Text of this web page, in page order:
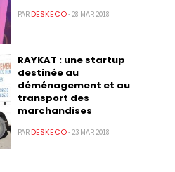
PAR DESKECO- 28 MAR 2018
RAYKAT : une startup
destinée au
déménagement et au
transport des
marchandises
PAR DESKECO- 23 MAR 2018